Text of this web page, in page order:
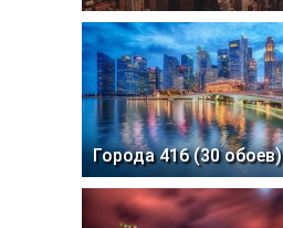
Города 416 (30 обоев)